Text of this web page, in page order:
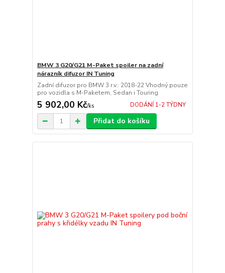
BMW 3 G20/G21 M-Paket spoiler na zadní
nárazník difuzor IN Tuning
Zadní difuzor pro BMW 3 r.v.: 2018-22 Vhodný pouze
pro vozidla s M-Paketem, Sedan i Touring
5 902,00 Kč/ks DODÁNÍ 1-2 TÝDNY
Přidat do košíku